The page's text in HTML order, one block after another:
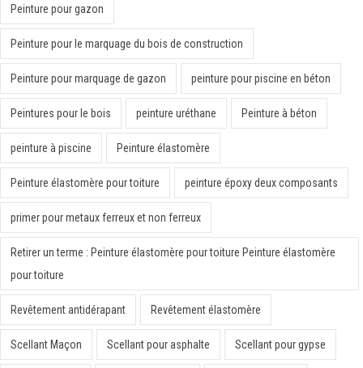
Peinture pour gazon
Peinture pour le marquage du bois de construction
Peinture pour marquage de gazon peinture pour piscine en béton
Peintures pour le bois peinture uréthane Peinture à béton
peinture à piscine Peinture élastomère
Peinture élastomère pour toiture peinture époxy deux composants
primer pour metaux ferreux et non ferreux
Retirer un terme : Peinture élastomère pour toiture Peinture élastomère
pour toiture
Revêtement antidérapant Revêtement élastomère
Scellant Maçon Scellant pour asphalte Scellant pour gypse